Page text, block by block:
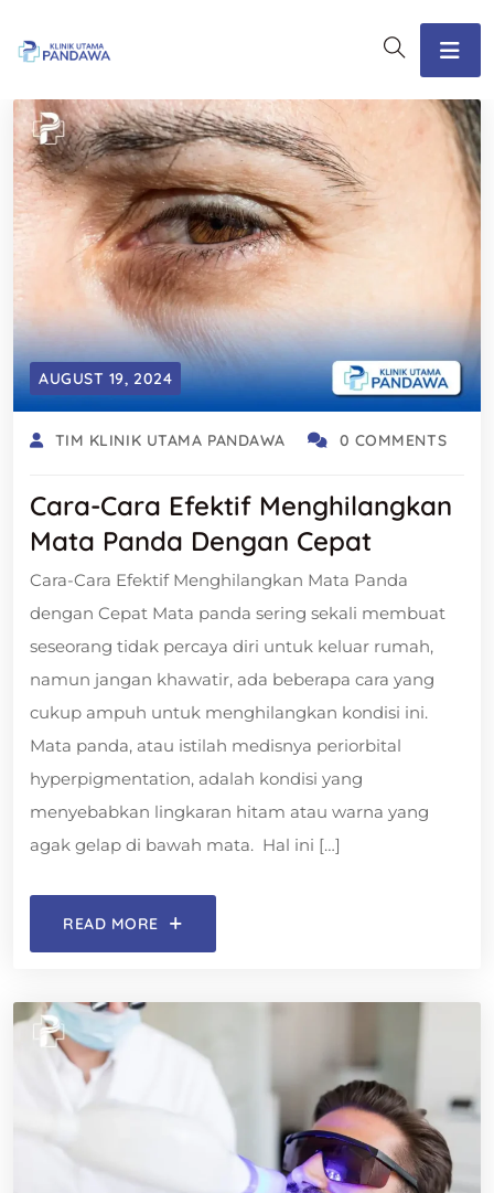
AUGUST 19, 2024
TIM KLINIK UTAMA PANDAWA 0 COMMENTS
Cara-Cara Efektif Menghilangkan
Mata Panda Dengan Cepat
Cara-Cara Efektif Menghilangkan Mata Panda
dengan Cepat Mata panda sering sekali membuat
seseorang tidak percaya diri untuk keluar rumah,
namun jangan khawatir, ada beberapa cara yang
cukup ampuh untuk menghilangkan kondisi ini.
Mata panda, atau istilah medisnya periorbital
hyperpigmentation, adalah kondisi yang
menyebabkan lingkaran hitam atau warna yang
agak gelap di bawah mata. Hal ini […]
READ MORE